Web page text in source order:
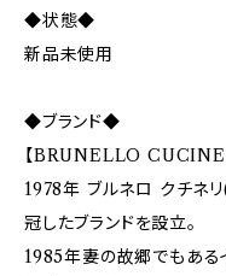
◆状態◆
新品未使用
◆ブランド◆
【BRUNELLO
1978年 ブルネロ クチ
冠したブランドを設立。
1985年妻の故郷でもある